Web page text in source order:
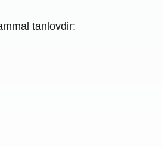
tanlovdir: